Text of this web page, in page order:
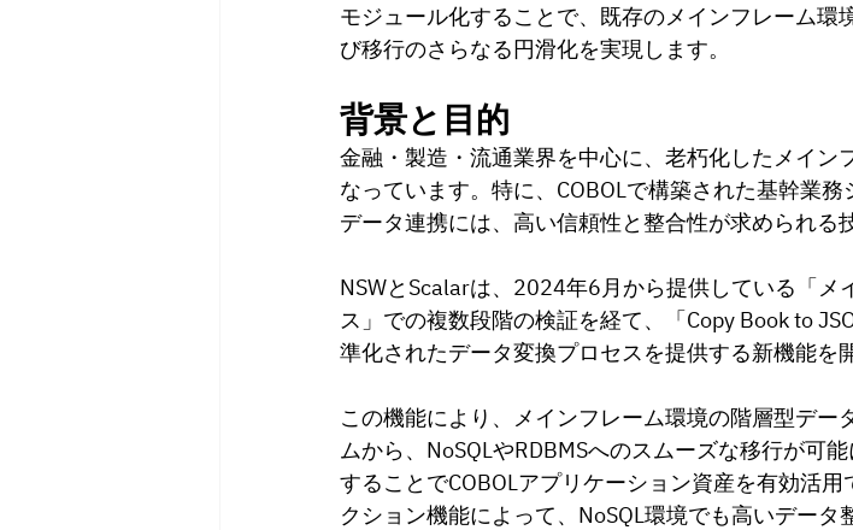
モジュール化することで、既存のメインフレーム環
び移行のさらなる円滑化を実現します。
背景と目的
金融・製造・流通業界を中心に、老朽化したメイン
なっています。特に、COBOLで構築された基幹業
データ連携には、高い信頼性と整合性が求められる
NSWとScalarは、2024年6月から提供している「
ス」での複数段階の検証を経て、「Copy Book to
準化されたデータ変換プロセスを提供する新機能を
この機能により、メインフレーム環境の階層型デー
ムから、NoSQLやRDBMSへのスムーズな移行が可
することでCOBOLアプリケーション資産を有効活
クション機能によって、NoSQL環境でも高いデータ